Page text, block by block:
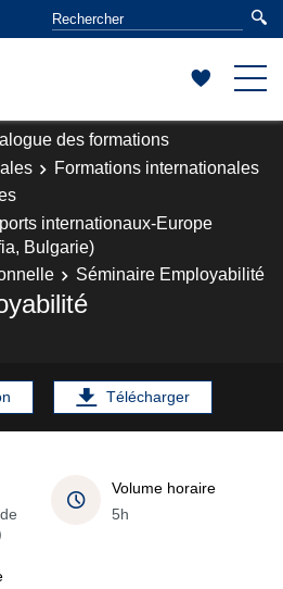
des formations
Formations internationales
internationaux-Europe
Bulgarie)
Séminaire Employabilité
Télécharger
Volume horaire
5h